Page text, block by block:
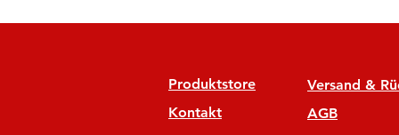
Produktstore
Kontakt
Versand &
AGB